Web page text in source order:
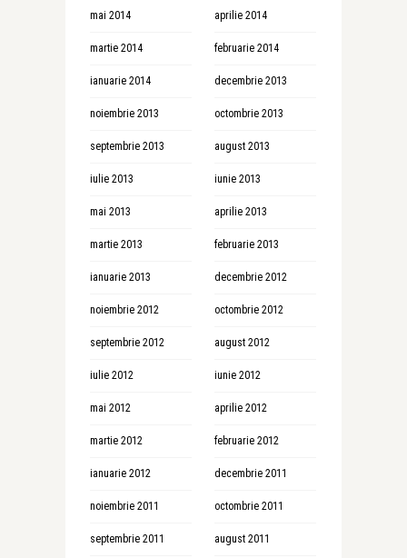
mai 2014 aprilie 2014
martie 2014 februarie 2014
ianuarie 2014 decembrie 2013
noiembrie 2013 octombrie 2013
septembrie 2013 august 2013
iulie 2013 iunie 2013
mai 2013 aprilie 2013
martie 2013 februarie 2013
ianuarie 2013 decembrie 2012
noiembrie 2012 octombrie 2012
septembrie 2012 august 2012
iulie 2012 iunie 2012
mai 2012 aprilie 2012
martie 2012 februarie 2012
ianuarie 2012 decembrie 2011
noiembrie 2011 octombrie 2011
septembrie 2011 august 2011